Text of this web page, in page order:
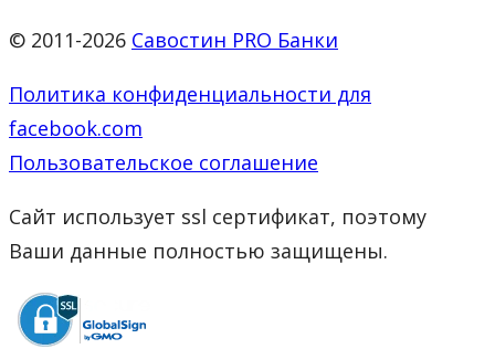
© 2011-2026 Савостин PRO Банки
Политика конфиденциальности для
facebook.com
Пользовательское соглашение
Сайт использует ssl сертификат, поэтому
Ваши данные полностью защищены.